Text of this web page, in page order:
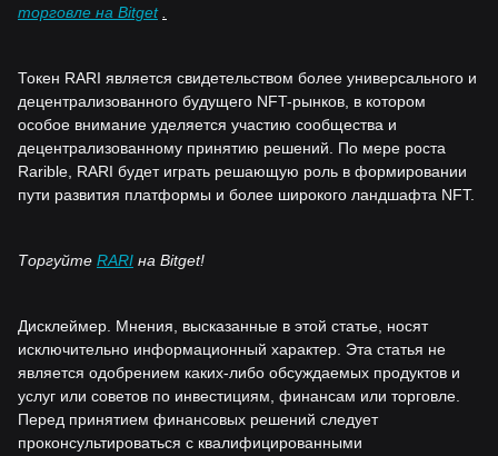
торговле на Bitget .
Токен RARI является свидетельством более универсального и
децентрализованного будущего NFT-рынков, в котором
особое внимание уделяется участию сообщества и
децентрализованному принятию решений. По мере роста
Rarible, RARI будет играть решающую роль в формировании
пути развития платформы и более широкого ландшафта NFT.
Торгуйте RARI на Bitget!
Дисклеймер. Мнения, высказанные в этой статье, носят
исключительно информационный характер. Эта статья не
является одобрением каких-либо обсуждаемых продуктов и
услуг или советов по инвестициям, финансам или торговле.
Перед принятием финансовых решений следует
проконсультироваться с квалифицированными